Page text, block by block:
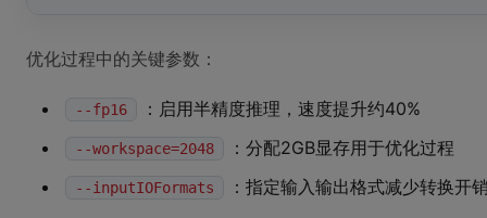
优化过程中的关键参数：
--fp16 ：启用半精度推理，速度提升约40%
--workspace=2048 ：分配2GB显存用于优化过程
--inputIOFormats ：指定输入输出格式减少转换开